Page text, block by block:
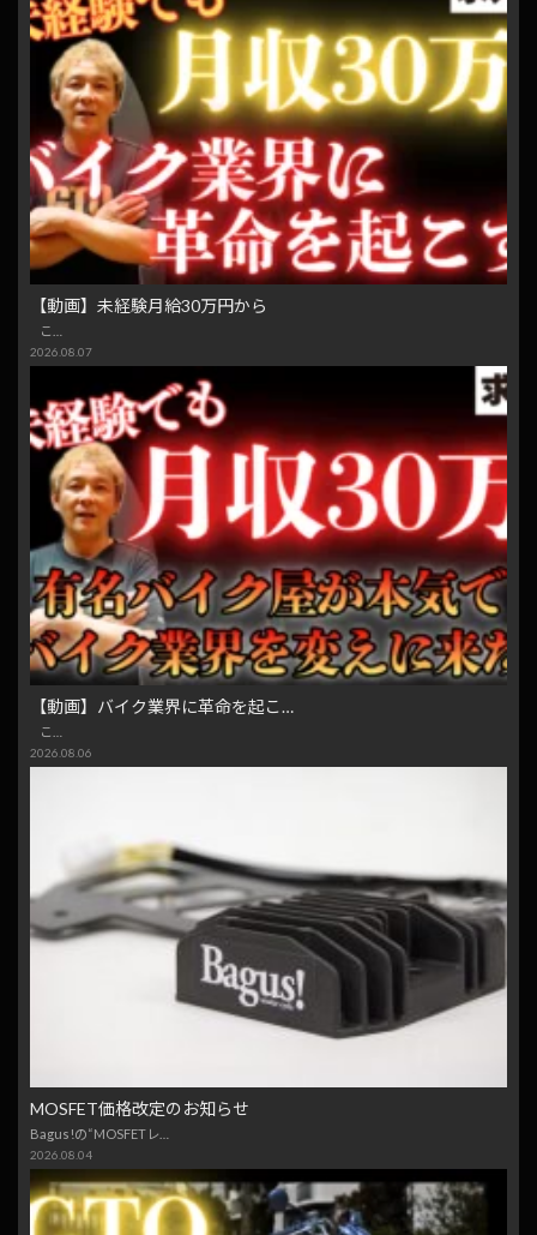
【動画】未経験月給30万円から
こ…
2026.08.07
【動画】バイク業界に革命を起こ…
こ…
2026.08.06
MOSFET価格改定のお知らせ
Bagus!の“MOSFETレ…
2026.08.04